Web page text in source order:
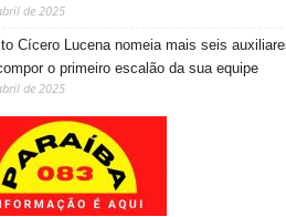
de 2025
Cícero Lucena nomeia mais seis
o primeiro escalão da sua equipe
de 2025